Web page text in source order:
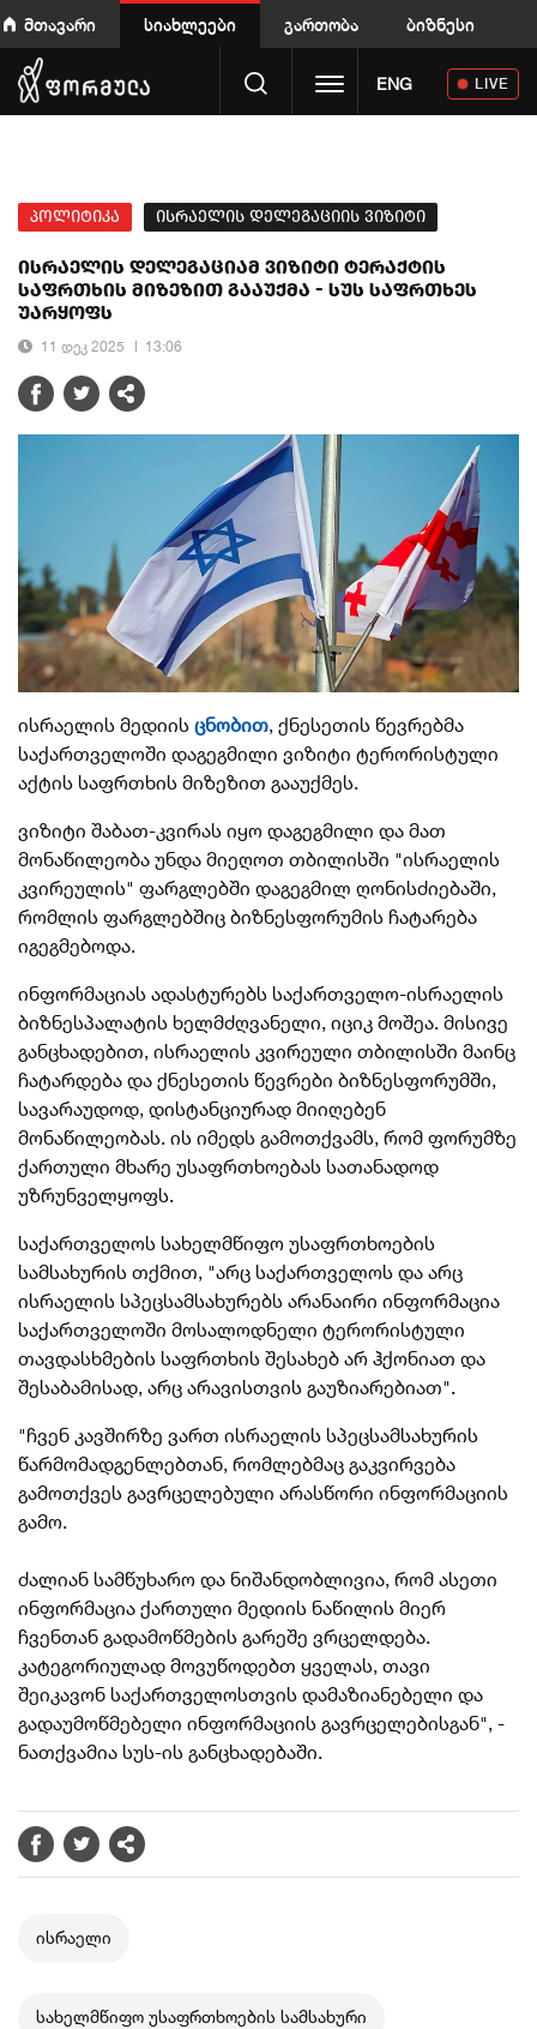
მთავარი სიახლეები გართობა ბიზნესი
Toggle navigation
ENG LIVE
პოლიტიკა ისრაელის დელეგაციის ვიზიტი
ისრაელის დელეგაციამ ვიზიტი ტერაქტის
საფრთხის მიზეზით გააუქმა - სუს საფრთხეს
უარყოფს
11 დეკ 2025 13:06
ისრაელის მედიის ცნობით, ქნესეთის წევრებმა
საქართველოში დაგეგმილი ვიზიტი ტერორისტული
აქტის საფრთხის მიზეზით გააუქმეს.
ვიზიტი შაბათ-კვირას იყო დაგეგმილი და მათ
მონაწილეობა უნდა მიეღოთ თბილისში "ისრაელის
კვირეულის" ფარგლებში დაგეგმილ ღონისძიებაში,
რომლის ფარგლებშიც ბიზნესფორუმის ჩატარება
იგეგმებოდა.
ინფორმაციას ადასტურებს საქართველო-ისრაელის
ბიზნესპალატის ხელმძღვანელი, იციკ მოშეა. მისივე
განცხადებით, ისრაელის კვირეული თბილისში მაინც
ჩატარდება და ქნესეთის წევრები ბიზნესფორუმში,
სავარაუდოდ, დისტანციურად მიიღებენ
მონაწილეობას. ის იმედს გამოთქვამს, რომ ფორუმზე
ქართული მხარე უსაფრთხოებას სათანადოდ
უზრუნველყოფს.
საქართველოს სახელმწიფო უსაფრთხოების
სამსახურის თქმით, "არც საქართველოს და არც
ისრაელის სპეცსამსახურებს არანაირი ინფორმაცია
საქართველოში მოსალოდნელი ტერორისტული
თავდასხმების საფრთხის შესახებ არ ჰქონიათ და
შესაბამისად, არც არავისთვის გაუზიარებიათ".
"ჩვენ კავშირზე ვართ ისრაელის სპეცსამსახურის
წარმომადგენლებთან, რომლებმაც გაკვირვება
გამოთქვეს გავრცელებული არასწორი ინფორმაციის
გამო.
ძალიან სამწუხარო და ნიშანდობლივია, რომ ასეთი
ინფორმაცია ქართული მედიის ნაწილის მიერ
ჩვენთან გადამოწმების გარეშე ვრცელდება.
კატეგორიულად მოვუწოდებთ ყველას, თავი
შეიკავონ საქართველოსთვის დამაზიანებელი და
გადაუმოწმებელი ინფორმაციის გავრცელებისგან", -
ნათქვამია სუს-ის განცხადებაში.
ისრაელი
სახელმწიფო უსაფრთხოების სამსახური